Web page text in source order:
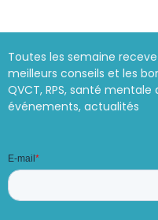
Toutes les semaine
meilleurs conseils et les
QVCT, RPS, santé
événements, actualités